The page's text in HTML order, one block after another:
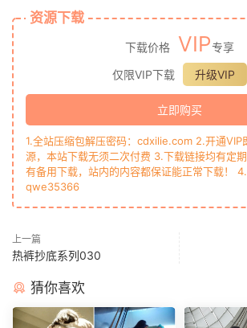
资源下载
下载价格 VIP专享
仅限VIP下载
升级VIP
立即购买
1.全站压缩包解压密码：cdxilie.com 2.开通VIP
源，本站下载无须二次付费 3.下载链接均有定
有备用下载，站内的内容都保证能正常下载！ 4.
qwe35366
上一篇
热裤抄底系列030
猜你喜欢